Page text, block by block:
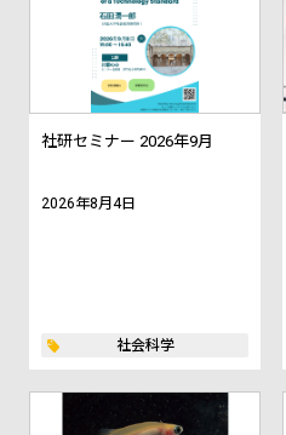
社研セミナー 2026年9月
2026年8月4日
社会科学